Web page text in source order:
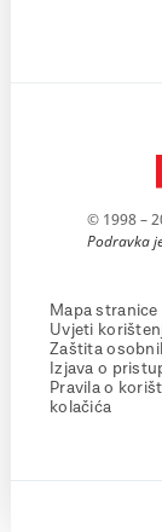
© 1998 –
Podravka
Mapa stranice
Uvjeti
Zaštita
Izjava o
Pravila o
kolačića